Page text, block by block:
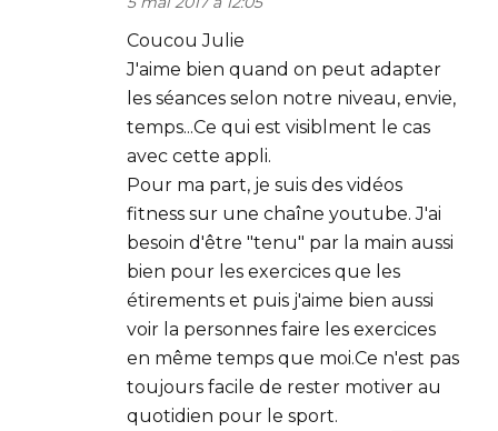
Coucou Julie
J'aime bien quand on peut adapter
les séances selon notre niveau, envie,
temps...Ce qui est visiblment le cas
avec cette appli.
Pour ma part, je suis des vidéos
fitness sur une chaîne youtube. J'ai
besoin d'être "tenu" par la main aussi
bien pour les exercices que les
étirements et puis j'aime bien aussi
voir la personnes faire les exercices
en même temps que moi.Ce n'est pas
toujours facile de rester motiver au
quotidien pour le sport.